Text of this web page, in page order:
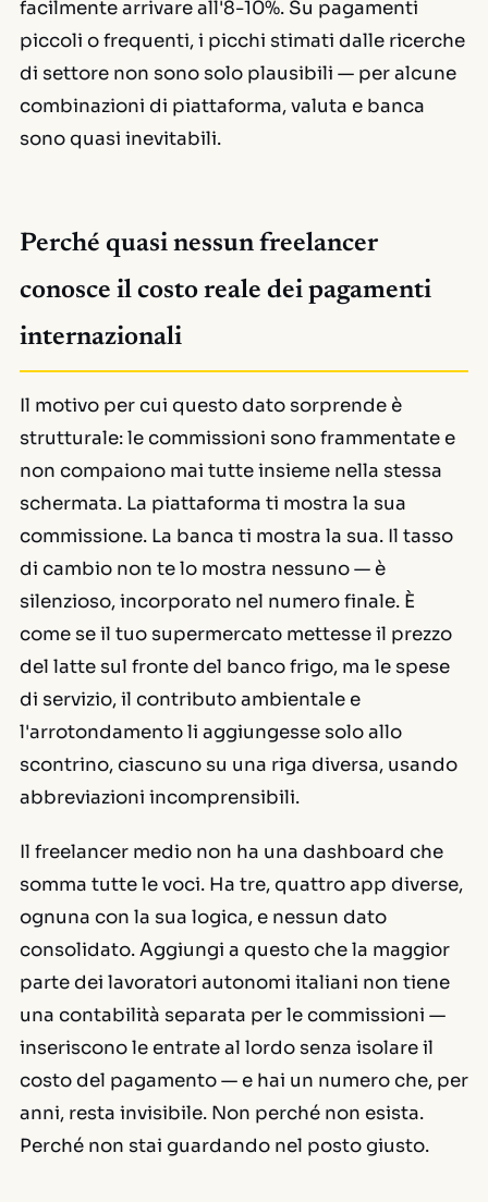
facilmente arrivare all'8-10%. Su pagamenti
piccoli o frequenti, i picchi stimati dalle ricerche
di settore non sono solo plausibili — per alcune
combinazioni di piattaforma, valuta e banca
sono quasi inevitabili.
Perché quasi nessun freelancer
conosce il costo reale dei pagamenti
internazionali
Il motivo per cui questo dato sorprende è
strutturale: le commissioni sono frammentate e
non compaiono mai tutte insieme nella stessa
schermata. La piattaforma ti mostra la sua
commissione. La banca ti mostra la sua. Il tasso
di cambio non te lo mostra nessuno — è
silenzioso, incorporato nel numero finale. È
come se il tuo supermercato mettesse il prezzo
del latte sul fronte del banco frigo, ma le spese
di servizio, il contributo ambientale e
l'arrotondamento li aggiungesse solo allo
scontrino, ciascuno su una riga diversa, usando
abbreviazioni incomprensibili.
Il freelancer medio non ha una dashboard che
somma tutte le voci. Ha tre, quattro app diverse,
ognuna con la sua logica, e nessun dato
consolidato. Aggiungi a questo che la maggior
parte dei lavoratori autonomi italiani non tiene
una contabilità separata per le commissioni —
inseriscono le entrate al lordo senza isolare il
costo del pagamento — e hai un numero che, per
anni, resta invisibile. Non perché non esista.
Perché non stai guardando nel posto giusto.